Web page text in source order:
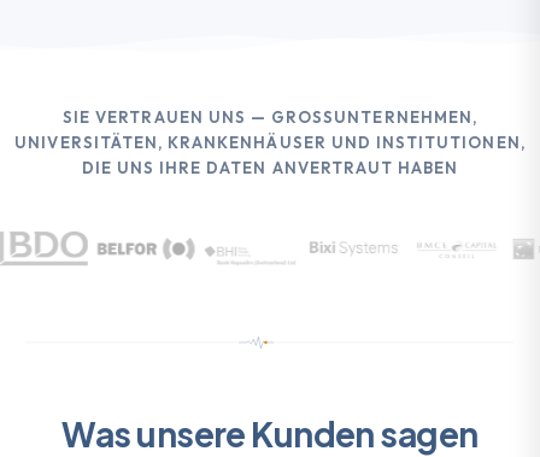
SIE VERTRAUEN UNS — GROSSUNTERNEHMEN,
UNIVERSITÄTEN, KRANKENHÄUSER UND INSTITUTIONEN,
DIE UNS IHRE DATEN ANVERTRAUT HABEN
Was unsere Kunden sagen